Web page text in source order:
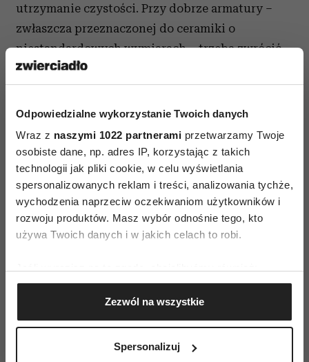
Odpowiedzialne wykorzystanie Twoich danych
Wraz z naszymi 1022 partnerami przetwarzamy Twoje
osobiste dane, np. adres IP, korzystając z takich
technologii jak pliki cookie, w celu wyświetlania
spersonalizowanych reklam i treści, analizowania tychże,
wychodzenia naprzeciw oczekiwaniom użytkowników i
rozwoju produktów. Masz wybór odnośnie tego, kto
używa Twoich danych i w jakich celach to robi.
Gromadzić dane dotyczące Twojej lokalizacji
geograficznej z dokładnością nawet do kilku metrów
Identyfikować Twoje urządzenie, aktywnie
(fingerprinting, czyli wirtualny odcisk palca)
Zezwól na wszystkie
Spersonalizuj
utrzymanie czystości. Przy dobrze armatury –
zwłaszcza przeznaczonej do ceramiki o
niestandardowych wymiarach – trzeba zwrócić
uwagę na długość wylewki.
AUTOPROMOCJA